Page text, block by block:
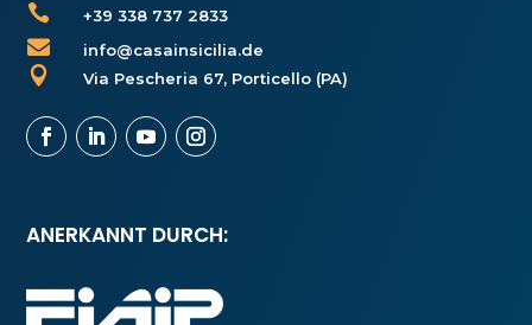
 +39 338 737 2833
 info@casainsicilia.de
 Via Pescheria 67, Porticello (PA)
ANERKANNT DURCH: